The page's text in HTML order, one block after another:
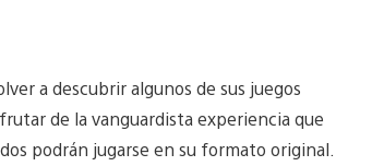
a descubrir algunos de sus juegos
de la vanguardista experiencia que
podrán jugarse en su formato original.